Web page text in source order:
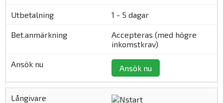
1 - 5 dagar
Accepteras (med högre
inkomstkrav)
Ansök nu